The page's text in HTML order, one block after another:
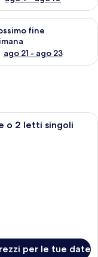
ago 14 -
fine
ago 21 - ago 23
la disponibilità per il
moderno con uno
o 2 letti singoli
per le tue date